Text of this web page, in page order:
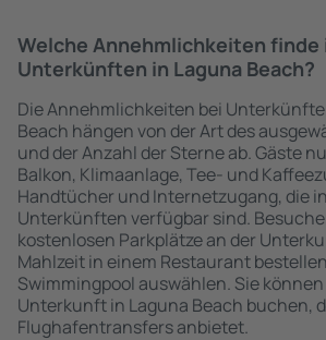
Welche Annehmlichkeiten finde
Unterkünften in Laguna Beach?
Die Annehmlichkeiten bei
Beach hängen von der Art des
und der Anzahl der Sterne ab. Gäste
Balkon, Klimaanlage, Tee- und
Handtücher und Internetzugang, die
Unterkünften verfügbar sind.
kostenlosen Parkplätze an der
Mahlzeit in einem Restaurant
Swimmingpool auswählen. Sie
Unterkunft in Laguna Beach buchen,
Flughafentransfers anbietet.